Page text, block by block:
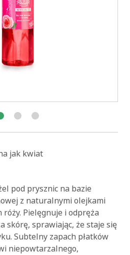
jak kwiat
pod prysznic na bazie
z naturalnymi olejkami
Pielęgnuje i odpręża
skórę, sprawiając, że staje się
Subtelny zapach płatków
niepowtarzalnego,